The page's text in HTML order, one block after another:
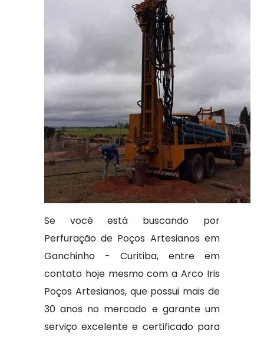
Se você está buscando por
Perfuração de Poços Artesianos em
Ganchinho - Curitiba, entre em
contato hoje mesmo com a Arco Iris
Poços Artesianos, que possui mais de
30 anos no mercado e garante um
serviço excelente e certificado para